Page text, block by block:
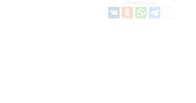
Поделиться: